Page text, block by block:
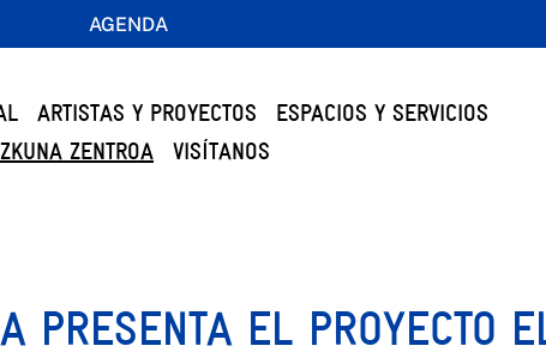
AGENDA
ARTISTAS Y PROYECTOS
ESPACIOS Y SERVICIOS
ZENTROA
VISÍTANOS
PRESENTA EL PROYECTO